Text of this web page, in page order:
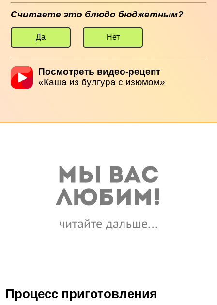
Считаете это блюдо бюджетным?
Да Нет
Посмотреть видео-рецепт
«Каша из булгура с изюмом»
Процесс приготовления